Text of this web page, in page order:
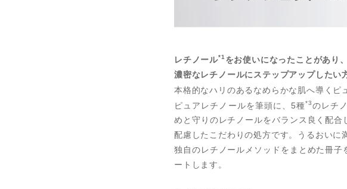
レチノール*1をお使いになったことがあり、
濃密なレチノールにステップアップしたい
本格的なハリのあるなめらかな肌へ導くピ
ピュアレチノールを筆頭に、5種*3のレチ
めと守りのレチノールをバランス良く配
配慮したこだわりの処方です。うるおいに
独自のレチノールメソッドをまとめた冊
ートします。